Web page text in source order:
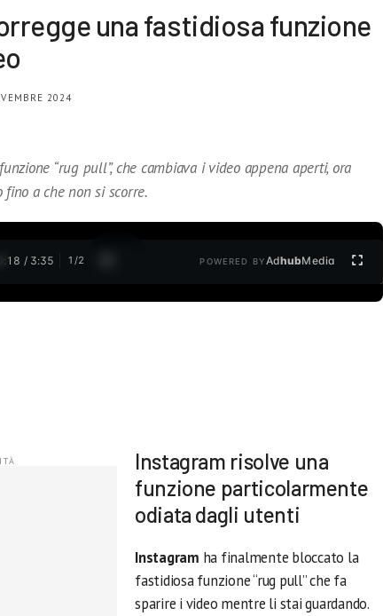
una fastidiosa funzione
2024
“rug pull”, che cambiava i video appena aperti, ora
a che non si scorre.
0:19 / 3:35 1 /2 POWERED BYAdhubMedia
Instagram risolve una
funzione particolarmente
odiata dagli utenti
Instagram ha finalmente bloccato la
fastidiosa funzione “rug pull” che fa
sparire i video mentre li stai guardando.